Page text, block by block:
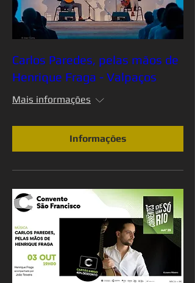
Carlos Paredes, pelas mãos de
Henrique Fraga - Valpaços
Mais informações
Informações